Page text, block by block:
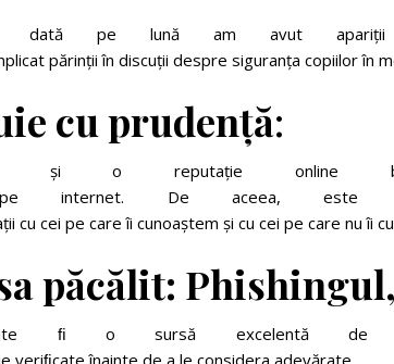
pe lună am avut apariții
părinții în discuții despre siguranța copiilor în
cu prudență:
și o reputație online
pe internet. De aceea,
cu cei pe care îi cunoaștem și cu cei pe care nu îi
păcălit: Phishingul,
ﬁ o sursă excelentă de
veriﬁcate înainte de a le considera adevărate.